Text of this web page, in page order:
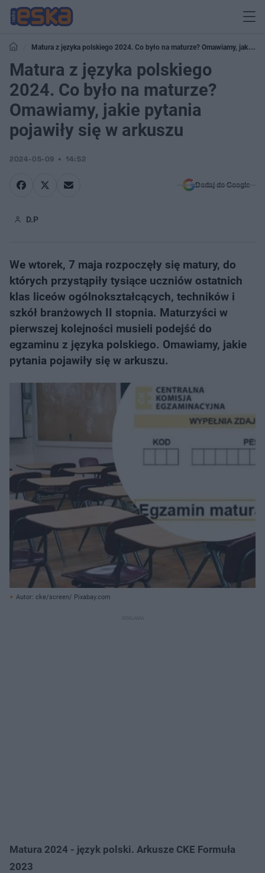
Matura z języka polskiego 2024. Co było na maturze? Omawiamy, jakie
pytania pojawiły się w arkuszu
Matura z języka polskiego
2024. Co było na maturze?
Omawiamy, jakie pytania
pojawiły się w arkuszu
2024-05-09 14:52
Dodaj do Google
D.P
We wtorek, 7 maja rozpoczęły się matury, do
których przystąpiły tysiące uczniów ostatnich
klas liceów ogólnokształcących, techników i
szkół branżowych II stopnia. Maturzyści w
pierwszej kolejności musieli podejść do
egzaminu z języka polskiego. Omawiamy, jakie
pytania pojawiły się w arkuszu.
Autor: cke/screen/ Pixabay.com
Matura 2024 - język polski. Arkusze CKE Formuła
2023